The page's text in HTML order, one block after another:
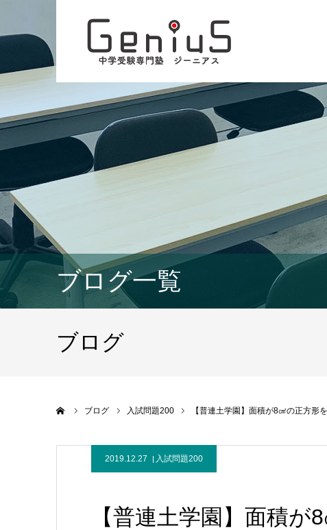
ブログ一覧
ブログ
ブログ 入試問題200 【普連土学園】面積が8㎠の正方形
2019.12.27 入試問題200
【普連土学園】面積が